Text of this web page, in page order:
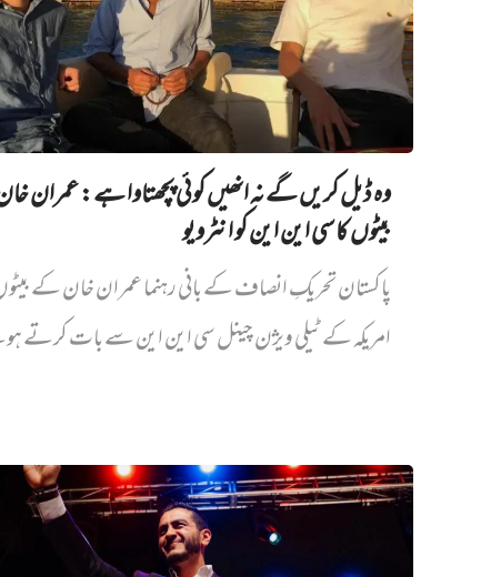
وہ ڈیل کریں گے نہ انھیں کوئی پچھتاوا ہے: عمران
بیٹوں کا سی این این کو انٹرویو
پاکستان تحریکِ انصاف کے بانی رہنما عمران خان کے
امریکہ کے ٹیلی ویژن چینل سی این این سے بات کرتے